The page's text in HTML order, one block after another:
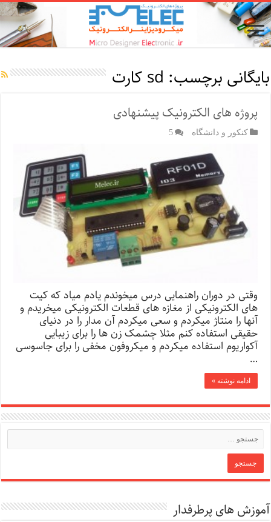
بایگانی برچسب: sd کارت
پروژه های الکترونیک پیشنهادی
کنکور و دانشگاه 5
وقتی در دوران راهنمایی درس میخوندم یادم میاد که کیت
های الکترونیکی از مغازه های قطعات الکترونیکی میخریدم و
آنها را منتاژ میکردم و سعی میکردم آن مدار را در دنیای
حقیقی استفاده کنم مثلا چشمک زن ها را برای زیبایی
آکواریوم استفاده میکردم و میکروفون مخفی را برای جاسوسی
…
ادامه نوشته »
آموزش های پرطرفدار